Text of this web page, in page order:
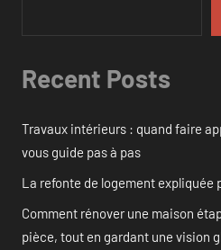
Recent Posts
Travaux intérieurs : quand faire
vous guide pas à pas
La refonte de logement expliquée
Comment rénover une maison
pièce, tout en gardant une vision